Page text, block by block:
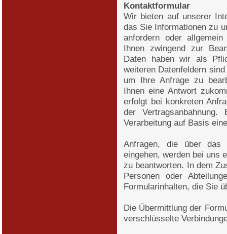
Kontaktformular
Wir bieten auf unserer
das Sie Informationen zu
anfordern oder
Ihnen zwingend zur
Daten haben wir als
weiteren Datenfeldern
um Ihre Anfrage zu
Ihnen eine Antwort
erfolgt bei konkreten
der
Verarbeitung auf Basis
Anfragen, die über das
eingehen, werden bei uns
zu beantworten. In dem
Personen oder
Formularinhalten, die Sie
Die Übermittlung der
verschlüsselte